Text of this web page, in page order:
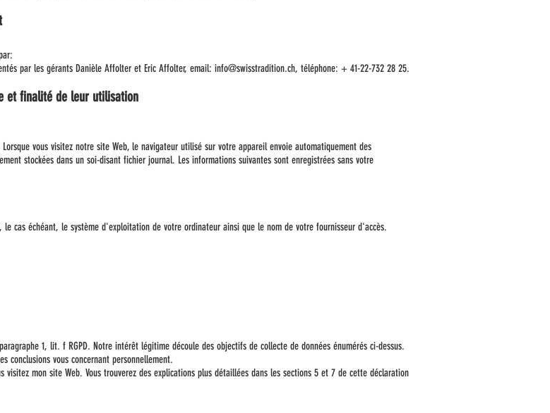
par les gérants Danièle Affolter et Eric Affolter, email: info@swisstradition.ch, téléphone: + 41-22-732 28 25.
et finalité de leur utilisation
vous visitez notre site Web, le navigateur utilisé sur votre appareil envoie automatiquement des
stockées dans un soi-disant fichier journal. Les informations suivantes sont enregistrées sans votre
cas échéant, le système d'exploitation de votre ordinateur ainsi que le nom de votre fournisseur d'accès.
1, lit. f RGPD. Notre intérêt légitime découle des objectifs de collecte de données énumérés ci-dessus.
conclusions vous concernant personnellement.
visitez mon site Web. Vous trouverez des explications plus détaillées dans les sections 5 et 7 de cette déclaration